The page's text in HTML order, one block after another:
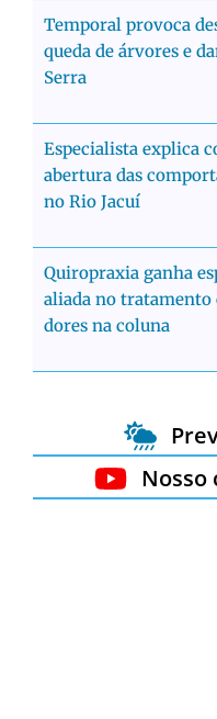
Temporal provoca
queda de árvores e
Serra
Especialista explica
abertura das
no Rio Jacuí
Quiropraxia ganha
aliada no tratamento
dores na coluna
Nosso